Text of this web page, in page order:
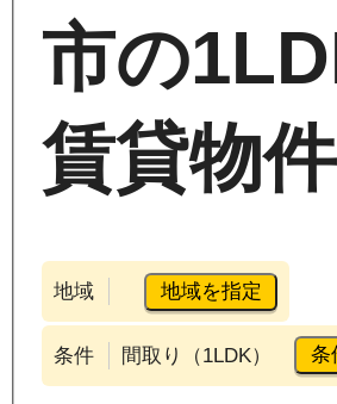
市の
賃貸物
地域 地域を指定
条件 間取り（1LDK） 条